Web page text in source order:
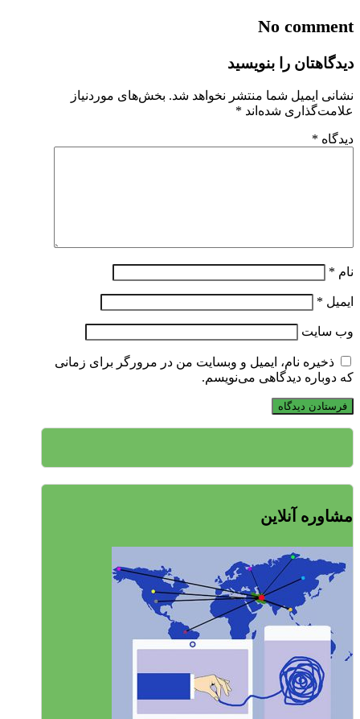
No comment
دیدگاهتان را بنویسید
نشانی ایمیل شما منتشر نخواهد شد. بخش‌های موردنیاز
علامت‌گذاری شده‌اند *
دیدگاه *
نام *
ایمیل *
وب‌ سایت
ذخیره نام، ایمیل و وبسایت من در مرورگر برای زمانی
که دوباره دیدگاهی می‌نویسم.
مشاوره آنلاین